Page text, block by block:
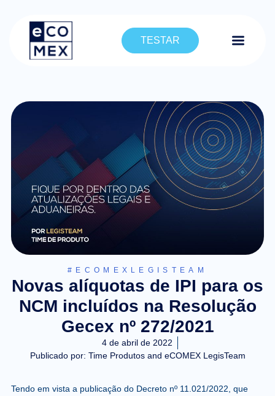
TESTAR
#ECOMEXLEGISTEAM
Novas alíquotas de IPI para os
NCM incluídos na Resolução
Gecex nº 272/2021
4 de abril de 2022
Publicado por: Time Produtos and eCOMEX LegisTeam
Tendo em vista a publicação do Decreto nº 11.021/2022, que